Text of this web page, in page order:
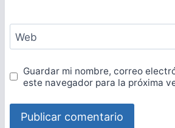
Web
Guardar mi nombre, correo
este navegador para la próxima